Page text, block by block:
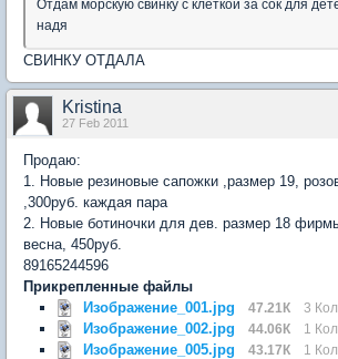
Отдам морскую свинку с клеткой за сок для
надя
СВИНКУ ОТДАЛА
Kristina
27 Feb 2011
Продаю:
1. Новые резиновые сапожки ,размер 19,
,300руб. каждая пара
2. Новые ботиночки для дев. размер 18
весна, 450руб.
89165244596
Прикрепленные файлы
Изображение_001.jpg
47.21К 3
Изображение_002.jpg 44.06К 1
Изображение_005.jpg 43.17К 1